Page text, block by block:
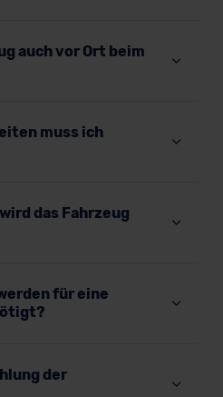
unter
anfordern.
Impressum
auch vor Ort beim
muss ich
das Fahrzeug
für eine
der